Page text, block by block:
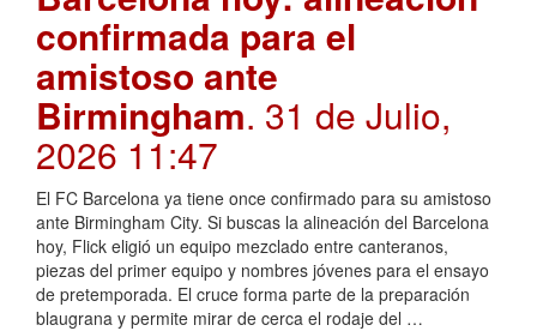
confirmada para el
amistoso ante
Birmingham. 31 de Julio,
2026 11:47
El FC Barcelona ya tiene once confirmado para su amistoso
ante Birmingham City. Si buscas la alineación del Barcelona
hoy, Flick eligió un equipo mezclado entre canteranos,
piezas del primer equipo y nombres jóvenes para el ensayo
de pretemporada. El cruce forma parte de la preparación
blaugrana y permite mirar de cerca el rodaje del …